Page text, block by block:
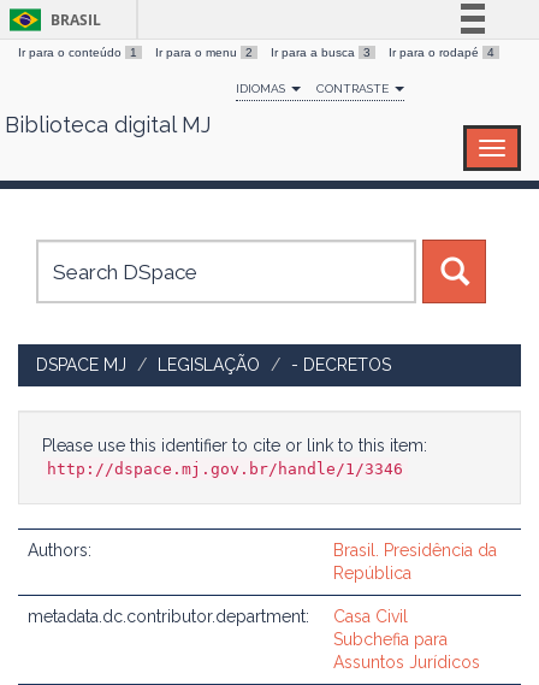
Skip
BRASIL
Simplifique!
Comunica BR
Canais
Ir para o conteúdo 1 Ir para o menu 2 Ir para a busca 3 Ir para o rodapé 4
IDIOMAS CONTRASTE
Biblioteca digital MJ
DSPACE MJ LEGISLAÇÃO - DECRETOS
Please use this identifier to cite or link to this item:
http://dspace.mj.gov.br/handle/1/3346
Authors:
Brasil. Presidência da
República
metadata.dc.contributor.department:
Casa Civil
Subchefia para
Assuntos Jurídicos